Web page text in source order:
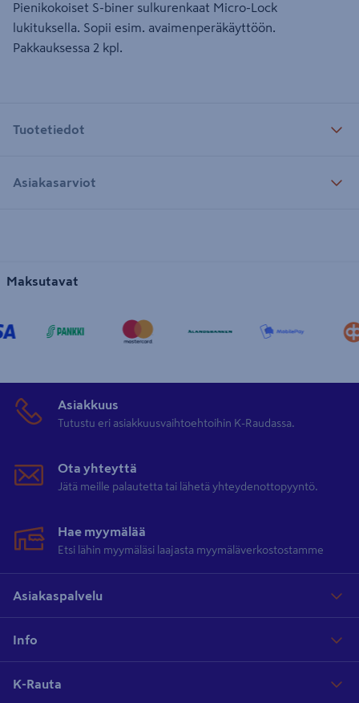
Pienikokoiset S-biner sulkurenkaat Micro-Lock
lukituksella. Sopii esim. avaimenperäkäyttöön.
Pakkauksessa 2 kpl.
Tuotetiedot
Asiakasarviot
Maksutavat
Asiakkuus
Tutustu eri asiakkuusvaihtoehtoihin K-Raudassa.
Ota yhteyttä
Jätä meille palautetta tai lähetä yhteydenottopyyntö.
Hae myymälää
Etsi lähin myymäläsi laajasta myymäläverkostostamme
Asiakaspalvelu
Info
K-Rauta